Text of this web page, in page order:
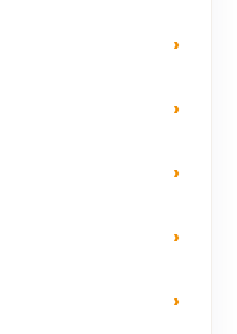
›
›
›
›
›